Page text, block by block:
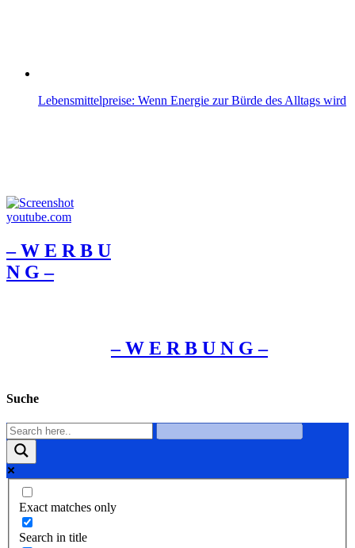
Lebensmittelpreise: Wenn Energie zur Bürde des Alltags wird
– W Ε R Β U
Ν G –
– W Ε R Β U Ν G –
Suche
Exact matches only
Search in title